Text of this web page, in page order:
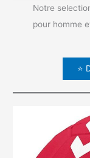
Notre
pour homme
⭐